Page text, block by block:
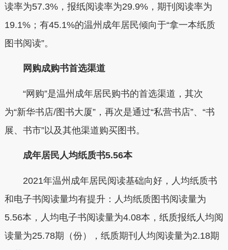
读率为57.3%，报纸阅读率为29.9%，期刊阅读率为
19.1%；有45.1%的温州成年居民倾向于“拿一本纸质
图书阅读”。
网购成购书首选渠道
“网购”是温州成年居民购书的首选渠道，其次
为“新华书店/图书大厦”，再次是通过“私营书店”、“书
展、书市”以及其他渠道购买图书。
成年居民人均纸质书5.56本
2021年温州成年居民阅读基础向好，人均纸质书
和电子书阅读量均有提升：人均纸质图书阅读量为
5.56本，人均电子书阅读量为4.08本，纸质报纸人均阅
读量为25.78期（份），纸质期刊人均阅读量为2.18期